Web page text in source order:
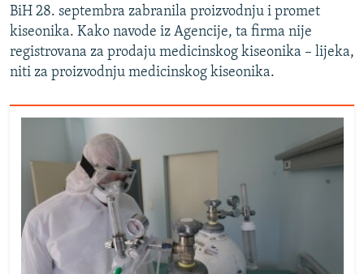
BiH 28. septembra zabranila proizvodnju i promet
kiseonika. Kako navode iz Agencije, ta firma nije
registrovana za prodaju medicinskog kiseonika – lijeka,
niti za proizvodnju medicinskog kiseonika.